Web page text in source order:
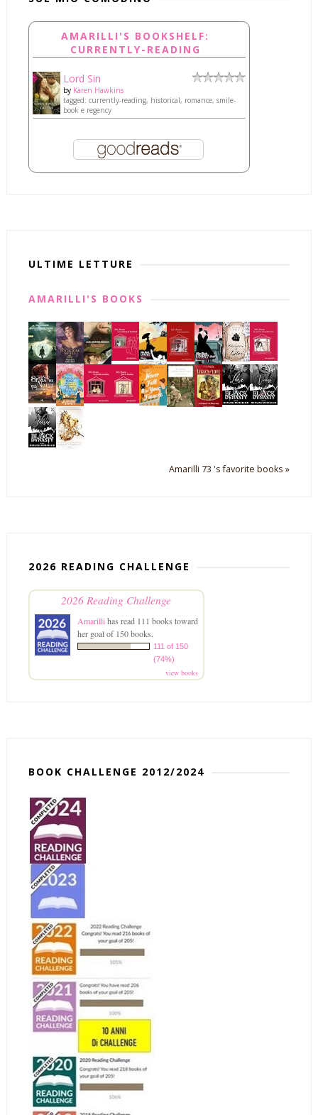
AMARILLI'S BOOKSHELF:
CURRENTLY-READING
Lord Sin
by Karen Hawkins
tagged: currently-reading, historical, romance, smile-
book e regency
ULTIME LETTURE
AMARILLI'S BOOKS
Amarilli 73 's favorite books »
2026 READING CHALLENGE
2026 Reading Challenge
Amarillihas read 111 books toward
her goal of 150 books.
111 of 150
(74%)
view books
BOOK CHALLENGE 2012/2024